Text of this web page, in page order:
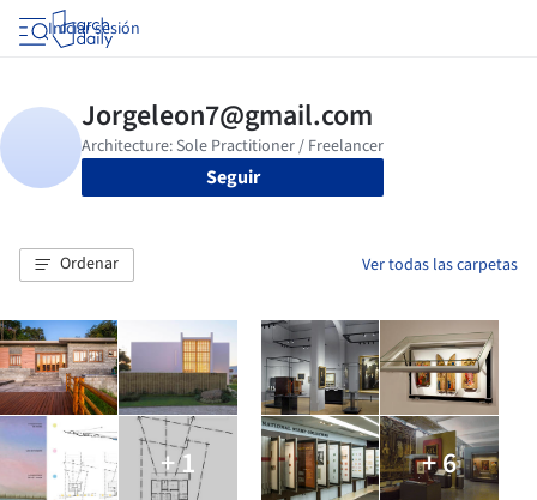
Iniciar sesión
Seguir
Ordenar Ver todas las carpetas
+ 1 + 6